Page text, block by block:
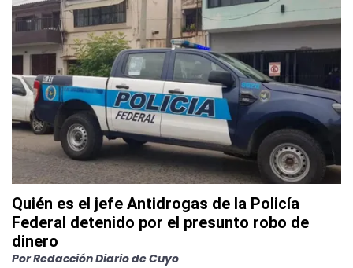
Quién es el jefe Antidrogas de la Policía
Federal detenido por el presunto robo de
dinero
Por Redacción Diario de Cuyo